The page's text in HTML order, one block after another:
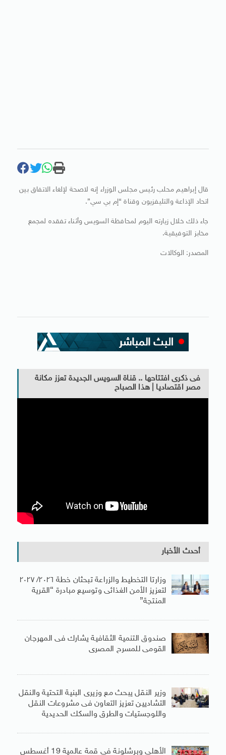
قال إبراهيم محلب رئيس مجلس الوزراء إنه لاصحة لإلغاء الاتفاق بين
اتحاد الإذاعة والتليفزيون وقناة “إم بي سي”.
جاء ذلك خلال زيارته اليوم لمحافظة السويس وأثناء تفقده لمجمع
مخابز التوفيقية.
المصدر: الوكالات
فى ذكرى افتتاحها .. قناة السويس الجديدة تعزز مكانة
مصر اقتصاديا | هذا الصباح
أحدث الأخبار
وزارتا التخطيط والزراعة تبحثان خطة ٢٠٢٦/ ٢٠٢٧
لتعزيز الأمن الغذائى وتوسيع مبادرة “القرية
المنتجة”
صندوق التنمية الثقافية يشارك فى المهرجان
القومى للمسرح المصرى
وزير النقل يبحث مع وزيرى البنية التحتية والنقل
التشاديين تعزيز التعاون فى مشروعات النقل
واللوجستيات والطرق والسكك الحديدية
الأهلى وبرشلونة فى قمة عالمية 19 أغسطس